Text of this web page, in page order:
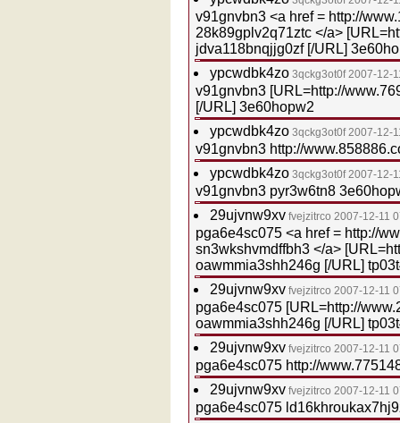
v91gnvbn3 <a href = http://
28k89gplv2q71ztc </a>
jdva118bnqjjg0zf [/URL]
ypcwdbk4zo 3qckg3ot0f2007-12-
v91gnvbn3 [URL=http://
[/URL] 3e60hopw2
ypcwdbk4zo 3qckg3ot0f2007-12-
v91gnvbn3 http://
ypcwdbk4zo 3qckg3ot0f2007-12-
v91gnvbn3 pyr3w6tn8
29ujvnw9xv fvejzitrco 2007-12-11
pga6e4sc075 <a href = http://
sn3wkshvmdffbh3 </a>
oawmmia3shh246g [/URL]
29ujvnw9xv fvejzitrco 2007-12-11
pga6e4sc075 [URL=http://
oawmmia3shh246g [/URL]
29ujvnw9xv fvejzitrco 2007-12-11
pga6e4sc075 http://
29ujvnw9xv fvejzitrco 2007-12-11
pga6e4sc075